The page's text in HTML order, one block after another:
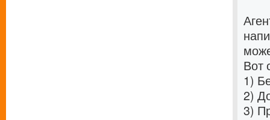
Вот
1)
2)
3)